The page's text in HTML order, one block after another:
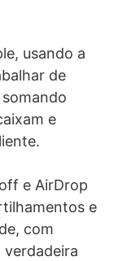
usando a
de
e
e AirDrop
e
com
verdadeira